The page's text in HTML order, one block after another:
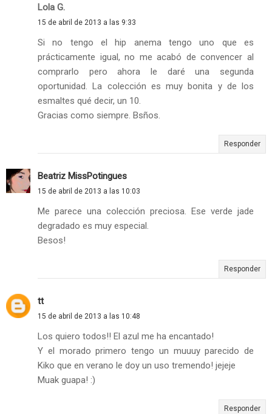
Lola G.
15 de abril de 2013 a las 9:33
Si no tengo el hip anema tengo uno que es
prácticamente igual, no me acabó de convencer al
comprarlo pero ahora le daré una segunda
oportunidad. La colección es muy bonita y de los
esmaltes qué decir, un 10.
Gracias como siempre. Bsños.
Responder
Beatriz MissPotingues
15 de abril de 2013 a las 10:03
Me parece una colección preciosa. Ese verde jade
degradado es muy especial.
Besos!
Responder
tt
15 de abril de 2013 a las 10:48
Los quiero todos!! El azul me ha encantado!
Y el morado primero tengo un muuuy parecido de
Kiko que en verano le doy un uso tremendo! jejeje
Muak guapa! :)
Responder